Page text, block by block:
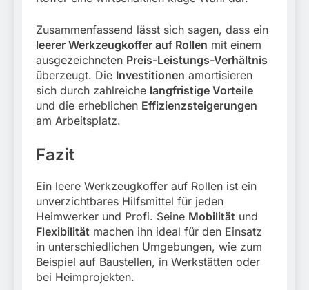
Zusammenfassend lässt sich sagen, dass ein
leerer Werkzeugkoffer auf Rollen mit einem
ausgezeichneten Preis-Leistungs-Verhältnis
überzeugt. Die Investitionen amortisieren
sich durch zahlreiche langfristige Vorteile
und die erheblichen Effizienzsteigerungen
am Arbeitsplatz.
Fazit
Ein leere Werkzeugkoffer auf Rollen ist ein
unverzichtbares Hilfsmittel für jeden
Heimwerker und Profi. Seine Mobilität und
Flexibilität machen ihn ideal für den Einsatz
in unterschiedlichen Umgebungen, wie zum
Beispiel auf Baustellen, in Werkstätten oder
bei Heimprojekten.